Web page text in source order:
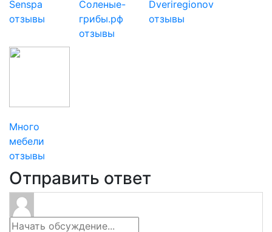
Senspa
отзывы
Соленые-
грибы.рф
отзывы
Dveriregionov
отзывы
Много
мебели
отзывы
Отправить ответ